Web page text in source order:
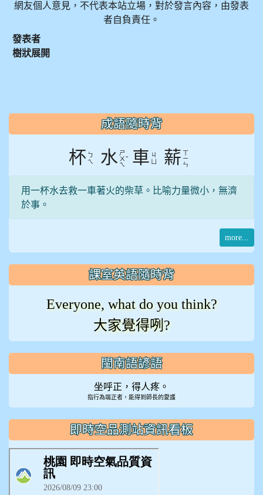
網友個人意見，不代表本站立場，對於發言內容，由發表
者自負責任。
發表者
樹狀展開
::: 成語隨時背
杯 ㄅ
ㄟ
水 ㄕ
ㄨ
ㄟ
ˇ 車 ㄐ
薪 ㄒ
ㄧ
ㄣ
用一杯水去救一車著火的柴草。比喻力量微小，無濟
於事。
more...
課室英語隨時背
Everyone, what do you think?
大家覺得咧?
閩南語諺語
坐呼正，得人疼。
指行為端正者，能得到師長的愛護
即時空品測站資訊看板